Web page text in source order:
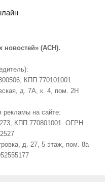
новостей» (АСН).
КПП 770101001
д. 7А, к. 4, пом. 2Н
рекламы на сайте:
КПП 770801001. ОГРН
д. 27, 5 этаж, пом. 8а